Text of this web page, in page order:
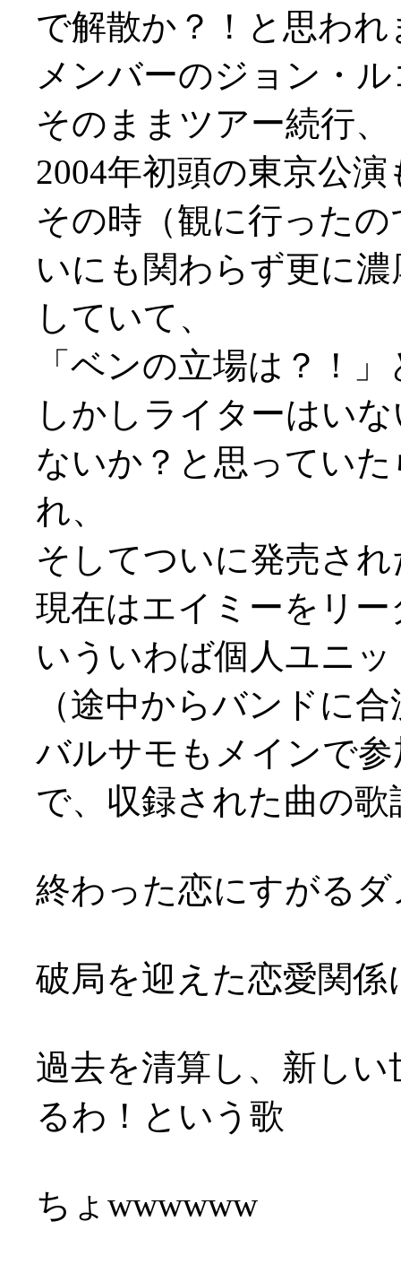
で解散か？！と思わ
メンバーのジョン・
そのままツアー続行、
2004年初頭の東京公
その時（観に行った
いにも関わらず更に
していて、
「ベンの立場は？！
しかしライターはい
ないか？と思ってい
れ、
そしてついに発売さ
現在はエイミーをリ
いういわば個人ユニ
（途中からバンドに
バルサモもメインで参
で、収録された曲の
終わった恋にすがる
破局を迎えた恋愛関
過去を清算し、新し
るわ！という歌
ちょwwwwww